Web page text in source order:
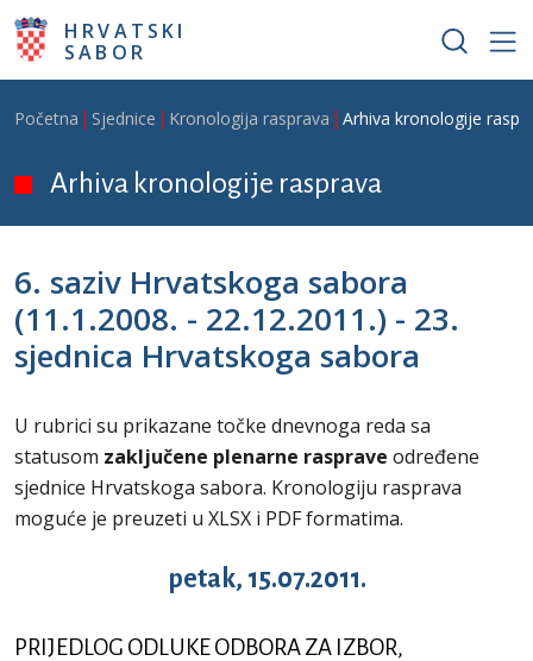
Skoči na glavni sadržaj
HRVATSKI
SABOR
Breadcrumb
Početna Sjednice Kronologija rasprava Arhiva kronologije
Arhiva kronologije rasprava
6. saziv Hrvatskoga sabora
(11.1.2008. - 22.12.2011.) - 23.
sjednica Hrvatskoga sabora
U rubrici su prikazane točke dnevnoga reda sa
statusom zaključene plenarne rasprave određene
sjednice Hrvatskoga sabora. Kronologiju rasprava
moguće je preuzeti u XLSX i PDF formatima.
petak, 15.07.2011.
PRIJEDLOG ODLUKE ODBORA ZA IZBOR,